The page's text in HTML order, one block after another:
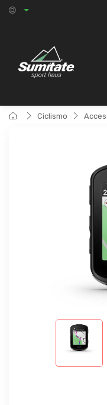
Ciclismo